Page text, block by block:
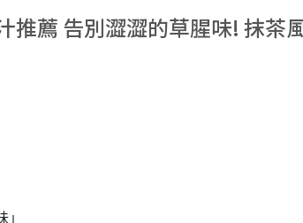
推薦 告別澀澀的草腥味! 抹茶